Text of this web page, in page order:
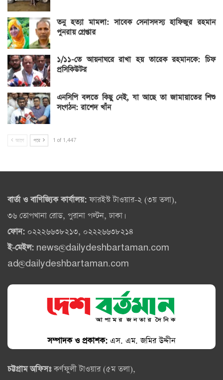
তনু হত্যা মামলা: সাবেক সেনাসদস্য হাফিজুর রহমান
পুনরায় গ্রেপ্তার
১/১১-তে আয়নাঘরে রাখা হয় তারেক রহমানকে: চিফ
প্রসিকিউটর
এনসিপি বলতে কিছু নেই, যা আছে তা জামায়াতের শিশু
সংগঠন: রাশেদ খাঁন
আগে পরে 1 of 1,447
বার্তা ও বাণিজ্যিক কার্যালয়:ফারইস্ট টাওয়ার-২ (৩য় তলা),
৩৬ তোপখানা রোড, পুরানা পল্টন, ঢাকা।
ফোন: ০২২২৬৬৩৮২১৩, ০২২২৬৬৩৮২১৪
ই-মেইল: news@dailydeshbartaman.com
ad@dailydeshbartaman.com
সম্পাদক ও প্রকাশক: এস. এম. জমির উদ্দীন
চট্টগ্রাম অফিসঃকর্ণফুলী টাওয়ার (৫ম তলা),